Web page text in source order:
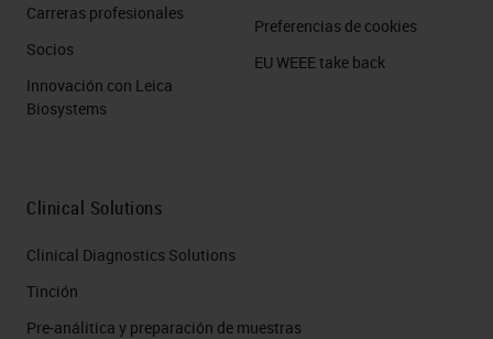
Carreras profesionales
Socios
Innovación con Leica
Biosystems
Preferencias de cookies
EU WEEE take back
Clinical Solutions
Clinical Diagnostics Solutions
Tinción
Pre-análitica y preparación de muestras